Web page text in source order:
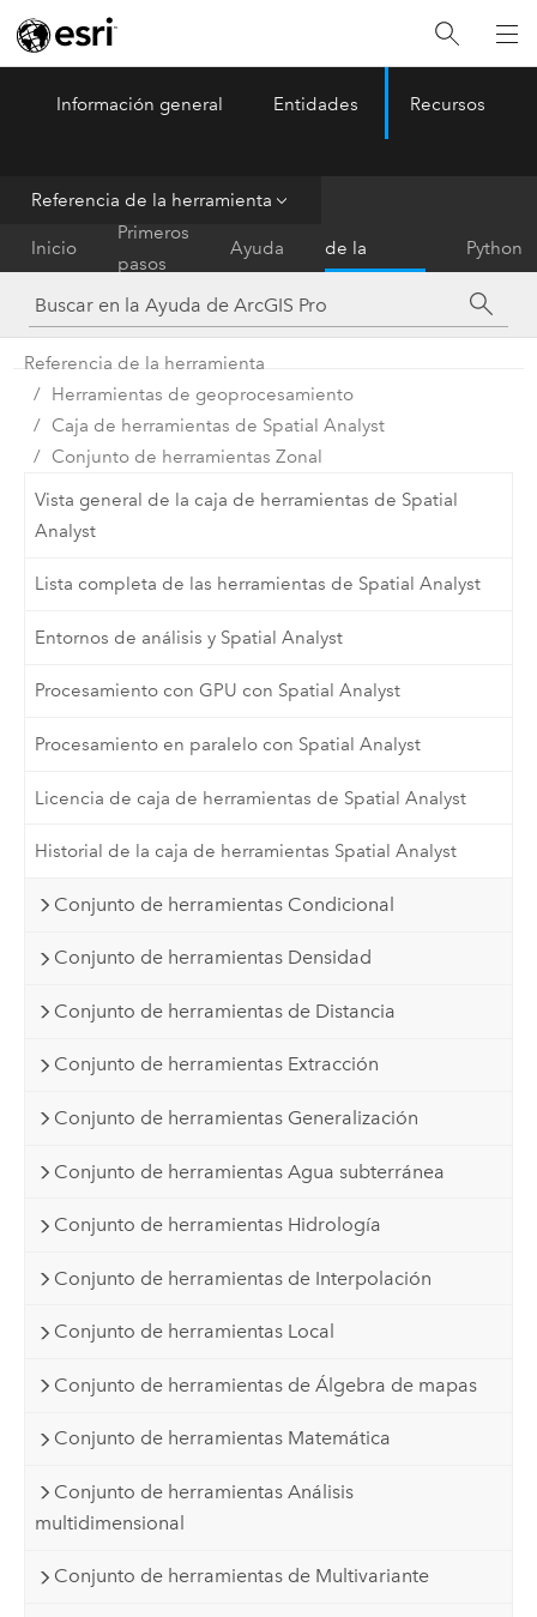
ArcGIS Pro Menu
Información general Entidades Recursos
Referencia de la herramienta
Inicio
Primeros
pasos
Ayuda
de la
herramienta
Python
Referencia de la herramienta
Herramientas de geoprocesamiento
Caja de herramientas de Spatial Analyst
Conjunto de herramientas Zonal
Vista general de la caja de herramientas de Spatial
Analyst
Lista completa de las herramientas de Spatial Analyst
Entornos de análisis y Spatial Analyst
Procesamiento con GPU con Spatial Analyst
Procesamiento en paralelo con Spatial Analyst
Licencia de caja de herramientas de Spatial Analyst
Historial de la caja de herramientas Spatial Analyst
Conjunto de herramientas Condicional
Conjunto de herramientas Densidad
Conjunto de herramientas de Distancia
Conjunto de herramientas Extracción
Conjunto de herramientas Generalización
Conjunto de herramientas Agua subterránea
Conjunto de herramientas Hidrología
Conjunto de herramientas de Interpolación
Conjunto de herramientas Local
Conjunto de herramientas de Álgebra de mapas
Conjunto de herramientas Matemática
Conjunto de herramientas Análisis
multidimensional
Conjunto de herramientas de Multivariante